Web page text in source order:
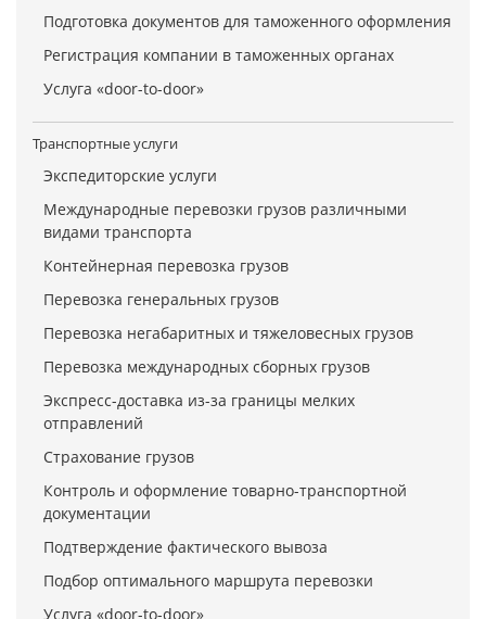
Подготовка документов для таможенного оформления
Регистрация компании в таможенных органах
Услуга «door-to-door»
Транспортные услуги
Экспедиторские услуги
Международные перевозки грузов различными
видами транспорта
Контейнерная перевозка грузов
Перевозка генеральных грузов
Перевозка негабаритных и тяжеловесных грузов
Перевозка международных сборных грузов
Экспресс-доставка из-за границы мелких
отправлений
Страхование грузов
Контроль и оформление товарно-транспортной
документации
Подтверждение фактического вывоза
Подбор оптимального маршрута перевозки
Услуга «door-to-door»